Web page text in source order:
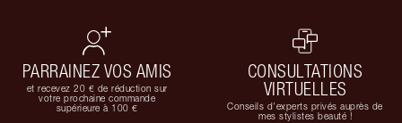
PARRAINEZ VOS AMIS
et recevez 20 € de réduction sur
votre prochaine commande
supérieure à 100 €
CONSULTATIONS
VIRTUELLES
Conseils d'experts privés auprès de
mes stylistes beauté !